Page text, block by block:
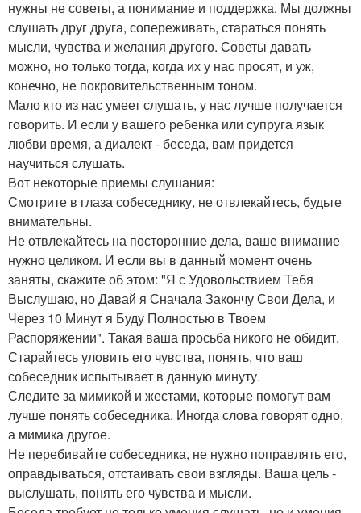
нужны не советы, а понимание и поддержка. Мы должны
слушать друг друга, сопереживать, стараться понять
мысли, чувства и желания другого. Советы давать
можно, но только тогда, когда их у нас просят, и уж,
конечно, не покровительственным тоном.
Мало кто из нас умеет слушать, у нас лучше получается
говорить. И если у вашего ребенка или супруга язык
любви время, а диалект - беседа, вам придется
научиться слушать.
Вот некоторые приемы слушания:
Смотрите в глаза собеседнику, не отвлекайтесь, будьте
внимательны.
Не отвлекайтесь на посторонние дела, ваше внимание
нужно целиком. И если вы в данный момент очень
заняты, скажите об этом: "Я с Удовольствием Тебя
Выслушаю, но Давай я Сначала Закончу Свои Дела, и
Через 10 Минут я Буду Полностью в Твоем
Распоряжении". Такая ваша просьба никого не обидит.
Старайтесь уловить его чувства, понять, что ваш
собеседник испытывает в данную минуту.
Следите за мимикой и жестами, которые помогут вам
лучше понять собеседника. Иногда слова говорят одно,
а мимика другое.
Не перебивайте собеседника, не нужно поправлять его,
оправдываться, отстаивать свои взгляды. Ваша цель -
выслушать, понять его чувства и мысли.